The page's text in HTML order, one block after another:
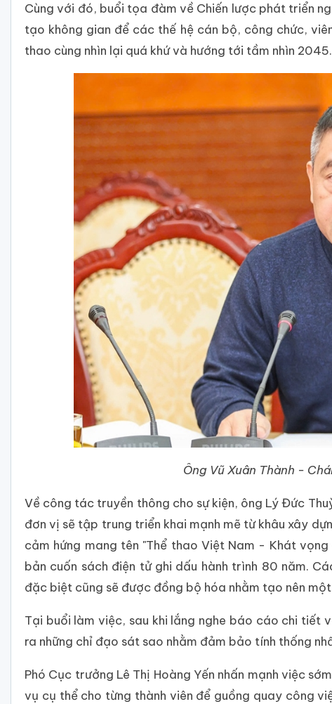
Cùng với đó, buổi tọa đàm về Chiến lược phát triển
tạo không gian để các thế hệ cán bộ, công chức,
thao cùng nhìn lại quá khứ và hướng tới tầm nhìn 2045.
Ông Vũ Xuân Thành -
Về công tác truyền thông cho sự kiện, ông Lý Đức
đơn vị sẽ tập trung triển khai mạnh mẽ từ khâu xây
cảm hứng mang tên "Thể thao Việt Nam - Khát
bản cuốn sách điện tử ghi dấu hành trình 80 năm.
đặc biệt cũng sẽ được đồng bộ hóa nhằm tạo nên
Tại buổi làm việc, sau khi lắng nghe báo cáo chi tiết
ra những chỉ đạo sát sao nhằm đảm bảo tính thống
Phó Cục trưởng Lê Thị Hoàng Yến nhấn mạnh việc
vụ cụ thể cho từng thành viên để guồng quay công